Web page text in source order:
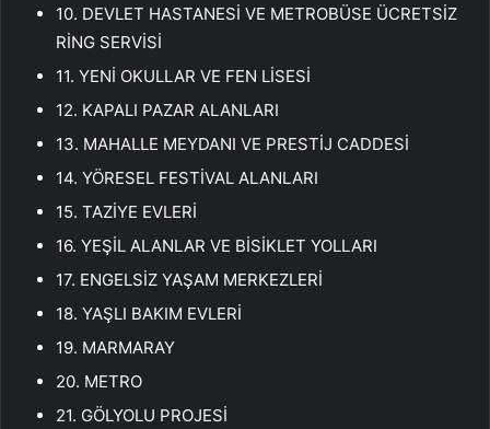
10. DEVLET HASTANESİ VE METROBÜSE ÜCRETSİZ
RİNG SERVİSİ
11. YENİ OKULLAR VE FEN LİSESİ
12. KAPALI PAZAR ALANLARI
13. MAHALLE MEYDANI VE PRESTİJ CADDESİ
14. YÖRESEL FESTİVAL ALANLARI
15. TAZİYE EVLERİ
16. YEŞİL ALANLAR VE BİSİKLET YOLLARI
17. ENGELSİZ YAŞAM MERKEZLERİ
18. YAŞLI BAKIM EVLERİ
19. MARMARAY
20. METRO
21. GÖLYOLU PROJESİ